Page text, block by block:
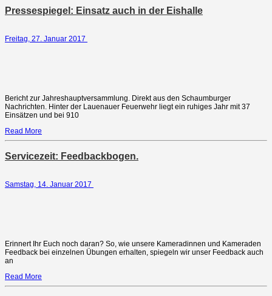
Pressespiegel: Einsatz auch in der Eishalle
Freitag, 27. Januar 2017
Bericht zur Jahreshauptversammlung. Direkt aus den Schaumburger
Nachrichten. Hinter der Lauenauer Feuerwehr liegt ein ruhiges Jahr mit 37
Einsätzen und bei 910
Read More
Servicezeit: Feedbackbogen.
Samstag, 14. Januar 2017
Erinnert Ihr Euch noch daran? So, wie unsere Kameradinnen und Kameraden
Feedback bei einzelnen Übungen erhalten, spiegeln wir unser Feedback auch
an
Read More